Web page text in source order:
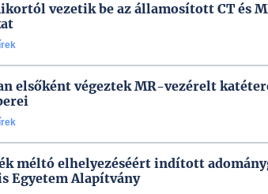
vezetik be az államosított CT és
elsőként végeztek MR-vezérelt
méltó elhelyezéséért indított
Egyetem Alapítvány